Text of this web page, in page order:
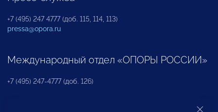
+7 (495) 247 4777 (доб. 115, 114, 113)
pressa@opora.ru
Международный отдел «ОПОРЫ РОССИИ»
+7 (495) 247-4777 (доб. 126)